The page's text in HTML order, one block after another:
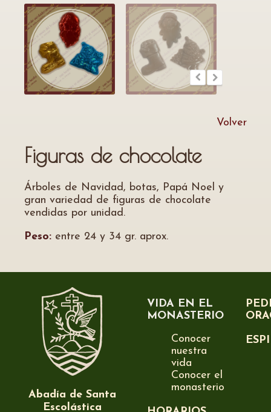
Volver
Figuras de chocolate
Árboles de Navidad, botas, Papá Noel y
gran variedad de figuras de chocolate
vendidas por unidad.
Peso: entre 24 y 34 gr. aprox.
Abadía de Santa
Escolástica
VIDA EN EL
MONASTERIO
Conocer
nuestra
vida
Conocer el
monasterio